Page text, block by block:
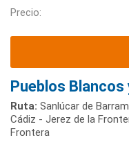
Precio:
Pueblos Blancos
Ruta: Sanlúcar de
Cádiz - Jerez de la
Frontera